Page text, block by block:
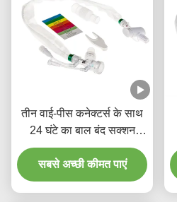
तीन वाई-पीस कनेक्टर्स के साथ
24 घंटे का बाल बंद सक्शन
कैथेटर
सबसे अच्छी कीमत पाएं